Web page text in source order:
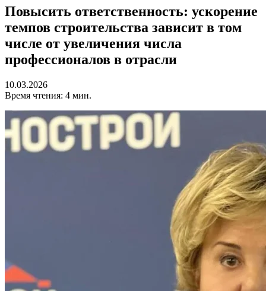
Повысить ответственность: ускорение
темпов строительства зависит в том
числе от увеличения числа
профессионалов в отрасли
10.03.2026
Время чтения: 4 мин.